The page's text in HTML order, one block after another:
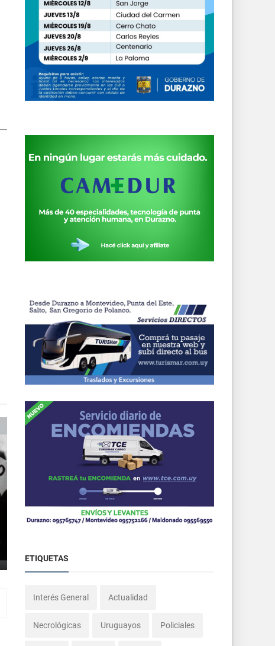
ETIQUETAS
Interés General Actualidad
Necrológicas Uruguayos Policiales